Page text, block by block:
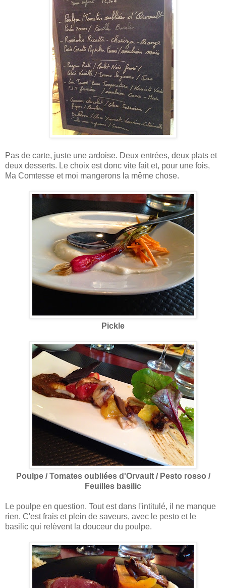
Pas de carte, juste une ardoise. Deux entrées, deux plats et
deux desserts. Le choix est donc vite fait et, pour une fois,
Ma Comtesse et moi mangerons la même chose.
Pickle
Poulpe / Tomates oubliées d'Orvault / Pesto rosso /
Feuilles basilic
Le poulpe en question. Tout est dans l'intitulé, il ne manque
rien. C'est frais et plein de saveurs, avec le pesto et le
basilic qui relèvent la douceur du poulpe.